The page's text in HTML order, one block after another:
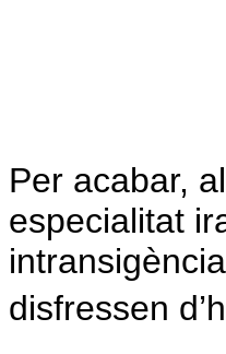
Per acabar,
especialitat
disfressen